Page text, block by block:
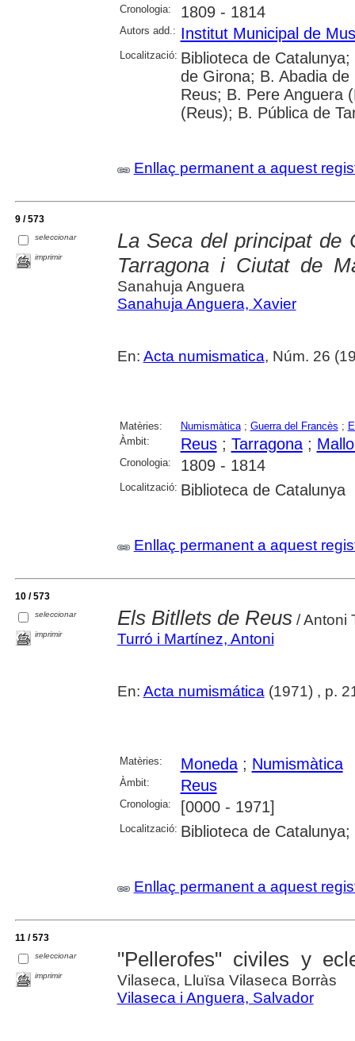
Cronologia: 1809 - 1814
Autors add.: Institut Municipal de
Localització: Biblioteca de
de Girona; B. Abadia
Reus; B. Pere Anguera
(Reus); B. Pública de
Enllaç permanent a aquest
9 / 573
seleccionar
imprimir
La Seca del principat de
Tarragona i Ciutat de
Sanahuja Anguera
Sanahuja Anguera, Xavier
En: Acta numismatica, Núm. 26
Matèries: Numismàtica; Guerra del Francès ;
Àmbit:
Reus; Tarragona;
Cronologia: 1809 - 1814
Localització: Biblioteca de Catalunya
Enllaç permanent a aquest
10 / 573
seleccionar
imprimir
Els Bitllets de Reus/ Antoni
Turró i Martínez, Antoni
En: Acta numismática (1971) , p.
Matèries: Moneda; Numismàtica
Àmbit: Reus
Cronologia: [0000 - 1971]
Localització: Biblioteca de
Enllaç permanent a aquest
11 / 573
seleccionar
imprimir
"Pellerofes" civiles y
Vilaseca, Lluïsa Vilaseca Borràs
Vilaseca i Anguera, Salvador